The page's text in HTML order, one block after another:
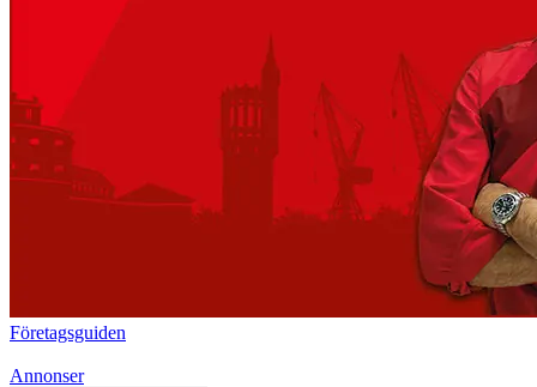
Företagsguiden
Annonser